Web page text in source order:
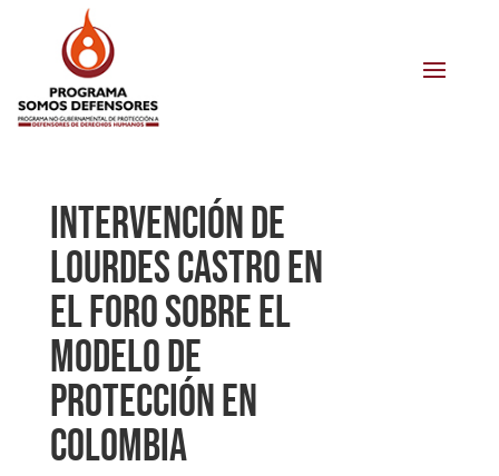
Intervención de
Lourdes Castro en
el foro sobre el
modelo de
protección en
Colombia